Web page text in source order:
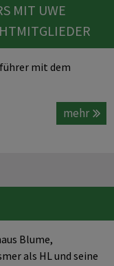
MIT UWE H
mit dem
mehr
Blume,
als HL und seine